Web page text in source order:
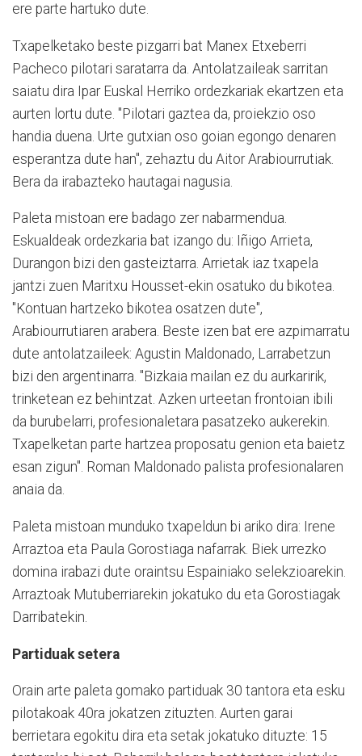
ere parte hartuko dute.
Txapelketako beste pizgarri bat Manex Etxeberri
Pacheco pilotari saratarra da. Antolatzaileak sarritan
saiatu dira Ipar Euskal Herriko ordezkariak ekartzen eta
aurten lortu dute. "Pilotari gaztea da, proiekzio oso
handia duena. Urte gutxian oso goian egongo denaren
esperantza dute han", zehaztu du Aitor Arabiourrutiak.
Bera da irabazteko hautagai nagusia.
Paleta mistoan ere badago zer nabarmendua.
Eskualdeak ordezkaria bat izango du: Iñigo Arrieta,
Durangon bizi den gasteiztarra. Arrietak iaz txapela
jantzi zuen Maritxu Housset-ekin osatuko du bikotea.
"Kontuan hartzeko bikotea osatzen dute",
Arabiourrutiaren arabera. Beste izen bat ere azpimarratu
dute antolatzaileek: Agustin Maldonado, Larrabetzun
bizi den argentinarra. "Bizkaia mailan ez du aurkaririk,
trinketean ez behintzat. Azken urteetan frontoian ibili
da burubelarri, profesionaletara pasatzeko aukerekin.
Txapelketan parte hartzea proposatu genion eta baietz
esan zigun". Roman Maldonado palista profesionalaren
anaia da.
Paleta mistoan munduko txapeldun bi ariko dira: Irene
Arraztoa eta Paula Gorostiaga nafarrak. Biek urrezko
domina irabazi dute oraintsu Espainiako selekzioarekin.
Arraztoak Mutuberriarekin jokatuko du eta Gorostiagak
Darribatekin.
Partiduak setera
Orain arte paleta gomako partiduak 30 tantora eta esku
pilotakoak 40ra jokatzen zituzten. Aurten garai
berrietara egokitu dira eta setak jokatuko dituzte: 15